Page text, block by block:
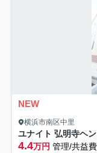
NEW
横浜市南区中里
ユナイト 弘明寺ヘ
4.4万円 管理/共益